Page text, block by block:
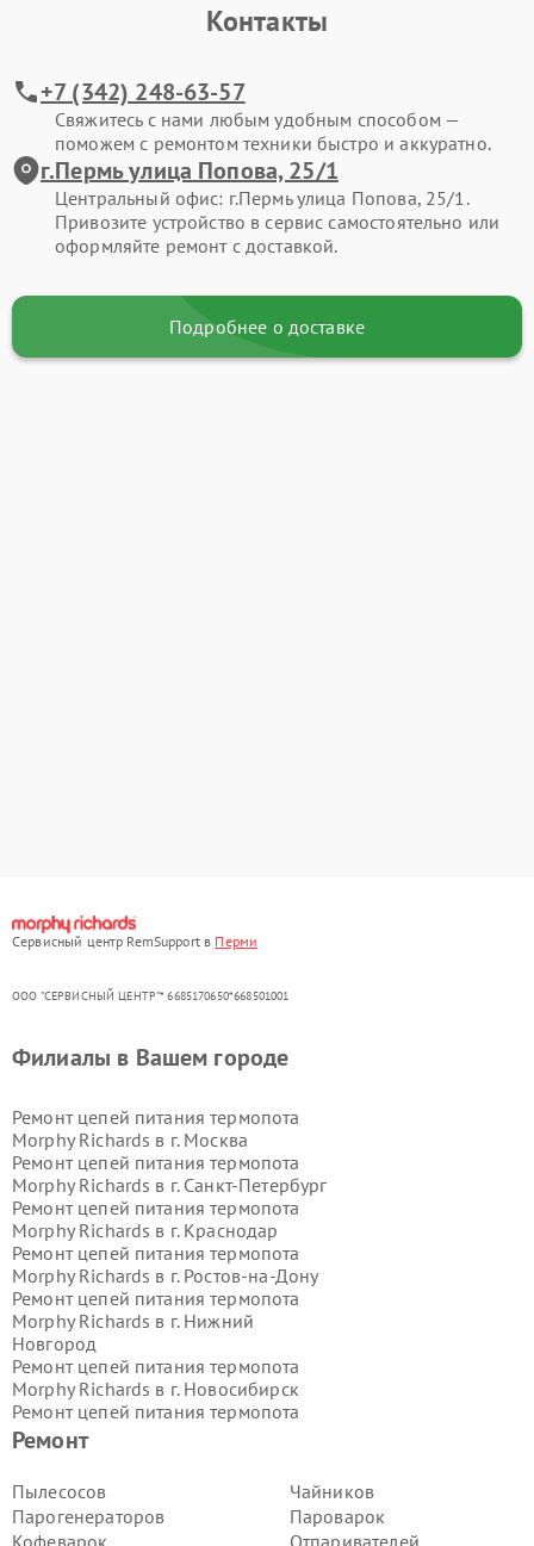
Контакты
+7 (342) 248-63-57
Свяжитесь с нами любым удобным способом —
поможем с ремонтом техники быстро и аккуратно.
г.Пермь улица Попова, 25/1
Центральный офис: г.Пермь улица Попова, 25/1.
Привозите устройство в сервис самостоятельно или
оформляйте ремонт с доставкой.
Подробнее о доставке
Сервисный центр RemSupport в Перми
ООО "СЕРВИСНЫЙ ЦЕНТР"* 6685170650*668501001
Ремонт
Пылесосов
Парогенераторов
Кофеварок
Чайников
Пароварок
Отпаривателей
Филиалы в Вашем городе
Ремонт цепей питания термопота
Morphy Richards в г. Москва
Ремонт цепей питания термопота
Morphy Richards в г. Санкт-Петербург
Ремонт цепей питания термопота
Morphy Richards в г. Краснодар
Ремонт цепей питания термопота
Morphy Richards в г. Ростов-на-Дону
Ремонт цепей питания термопота
Morphy Richards в г. Нижний
Новгород
Ремонт цепей питания термопота
Morphy Richards в г. Новосибирск
Ремонт цепей питания термопота
Morphy Richards в г.
Ремонт цепей питания термопота
Ремонт цепей питания термопота
Morphy Richards в г.